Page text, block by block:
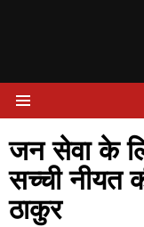
जन सेवा के
सच्ची नीयत
ठाकुर